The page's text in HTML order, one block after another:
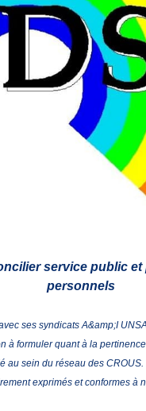
changement pour les
!
conservateur Peter
et liberté" ont remporté
ministre sortant, Viktor
service public
personnels
ses syndicats A&amp;I
à formuler quant à la
au sein du réseau des
exprimés et conformes à